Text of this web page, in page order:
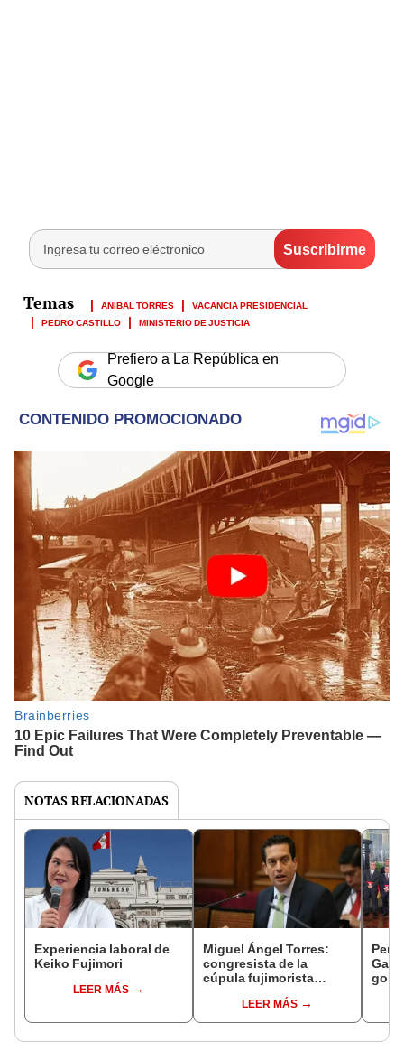
ANIBAL TORRES
VACANCIA PRESIDENCIAL
PEDRO CASTILLO
MINISTERIO DE JUSTICIA
Prefiero a La República en
Google
NOTAS RELACIONADAS
Experiencia laboral de
Keiko Fujimori
LEER MÁS
Miguel Ángel Torres:
congresista de la
cúpula fujimorista
del SenadoLEER MÁS